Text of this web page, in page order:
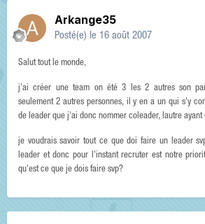
Arkange35
Posté(e) le 16 août 2007
Salut tout le monde,
j'ai créer une team on été 3 les 2 autres son
seulement 2 autres personnes, il y en a un qui s'y
de leader que j'ai donc nommer coleader, lautre ayant
je voudrais savoir tout ce que doi faire un leader
leader et donc pour l'instant recruter est notre
qu'est ce que je dois faire svp?